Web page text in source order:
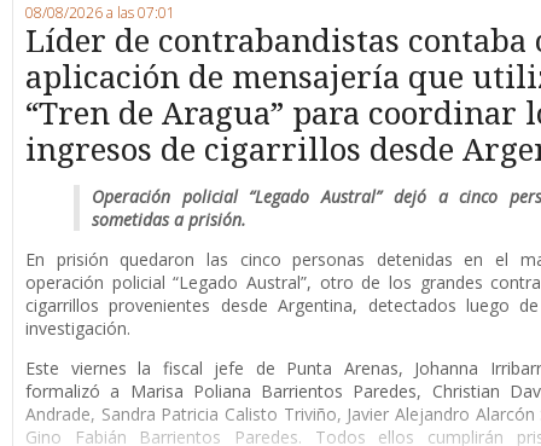
08/08/2026 a las 07:01
Líder de contrabandistas contaba
aplicación de mensajería que
“Tren de Aragua” para coordinar
ingresos de cigarrillos desde
Operación policial “Legado Austral” dejó a cinco
sometidas a prisión.
En prisión quedaron las cinco personas detenidas en el
operación policial “Legado Austral”, otro de los grandes
cigarrillos provenientes desde Argentina, detectados luego
investigación.
Este viernes la fiscal jefe de Punta Arenas, Johanna
formalizó a Marisa Poliana Barrientos Paredes, Christian
Andrade, Sandra Patricia Calisto Triviño, Javier Alejandro Alarcón
Gino Fabián Barrientos Paredes. Todos ellos cumplirán